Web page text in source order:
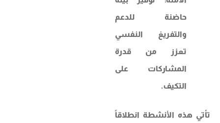
حاضنة للدعم
والتفريغ النفسي
تعزز من قدرة
المشاركات على
التكيف.
تأتي هذه الأنشطة انطلاقاً